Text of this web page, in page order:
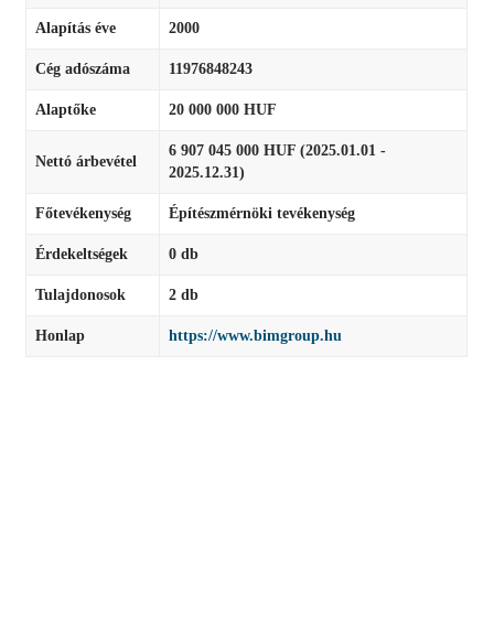
Alapítás éve 2000
Cég adószáma 11976848243
Alaptőke 20 000 000 HUF
Nettó árbevétel
6 907 045 000 HUF (2025.01.01 -
2025.12.31)
Főtevékenység Építészmérnöki tevékenység
Érdekeltségek 0 db
Tulajdonosok 2 db
Honlap https://www.bimgroup.hu